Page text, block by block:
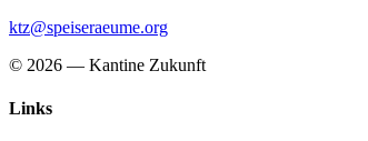
ktz@speiseraeume.org
© 2026 — Kantine Zukunft
Links